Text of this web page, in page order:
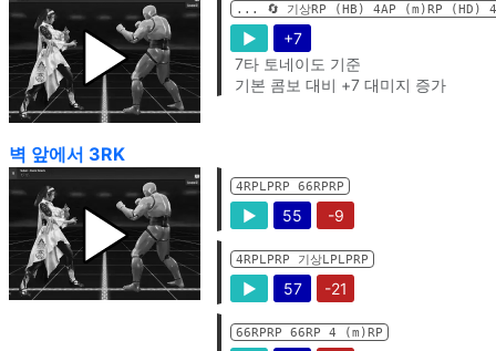
... 🔄️ 기상RP (HB) 4AP (m)RP (HD)
▶
+7
7타 토네이도 기준
기본 콤보 대비 +7 대미지 증가
벽 앞에서 3RK
4RPLPRP 66RPRP
▶ 55 -9
4RPLPRP 기상LPLPRP
▶ 57 -21
66RPRP 66RP 4 (m)RP